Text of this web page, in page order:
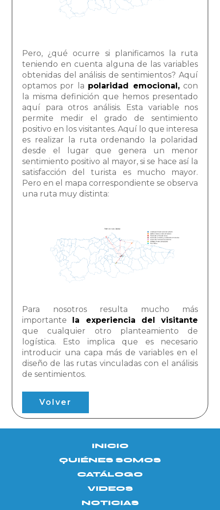
Pero, ¿qué ocurre si planificamos la ruta
teniendo en cuenta alguna de las variables
obtenidas del análisis de sentimientos? Aquí
optamos por la polaridad emocional,con
la misma definición que hemos presentado
aquí para otros análisis. Esta variable nos
permite medir el grado de sentimiento
positivo en los visitantes. Aquí lo que interesa
es realizar la ruta ordenando la polaridad
desde el lugar que genera un menor
sentimiento positivo al mayor, si se hace así la
satisfacción del turista es mucho mayor.
Pero en el mapa correspondiente se observa
una ruta muy distinta:
Para nosotros resulta mucho más
importante la experiencia del visitante
que cualquier otro planteamiento de
logística. Esto implica que es necesario
introducir una capa más de variables en el
diseño de las rutas vinculadas con el análisis
de sentimientos.
Volver
INICIO
QUIÉNES SOMOS
CATÁLOGO
VIDEOS
NOTICIAS